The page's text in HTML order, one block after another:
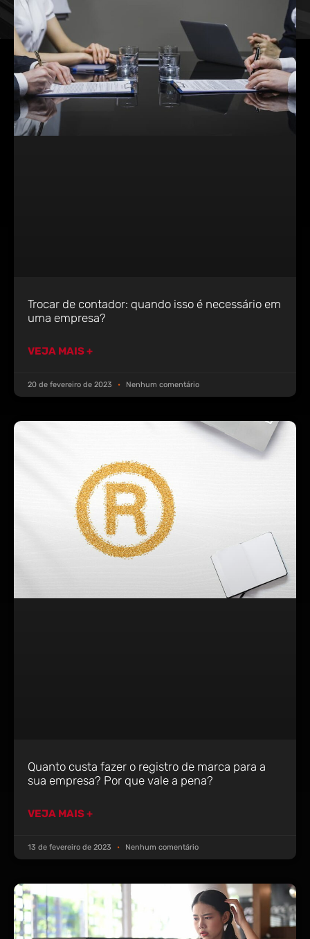
Trocar de contador: quando isso é necessário em
uma empresa?
VEJA MAIS +
20 de fevereiro de 2023 Nenhum comentário
Quanto custa fazer o registro de marca para a
sua empresa? Por que vale a pena?
VEJA MAIS +
13 de fevereiro de 2023 Nenhum comentário